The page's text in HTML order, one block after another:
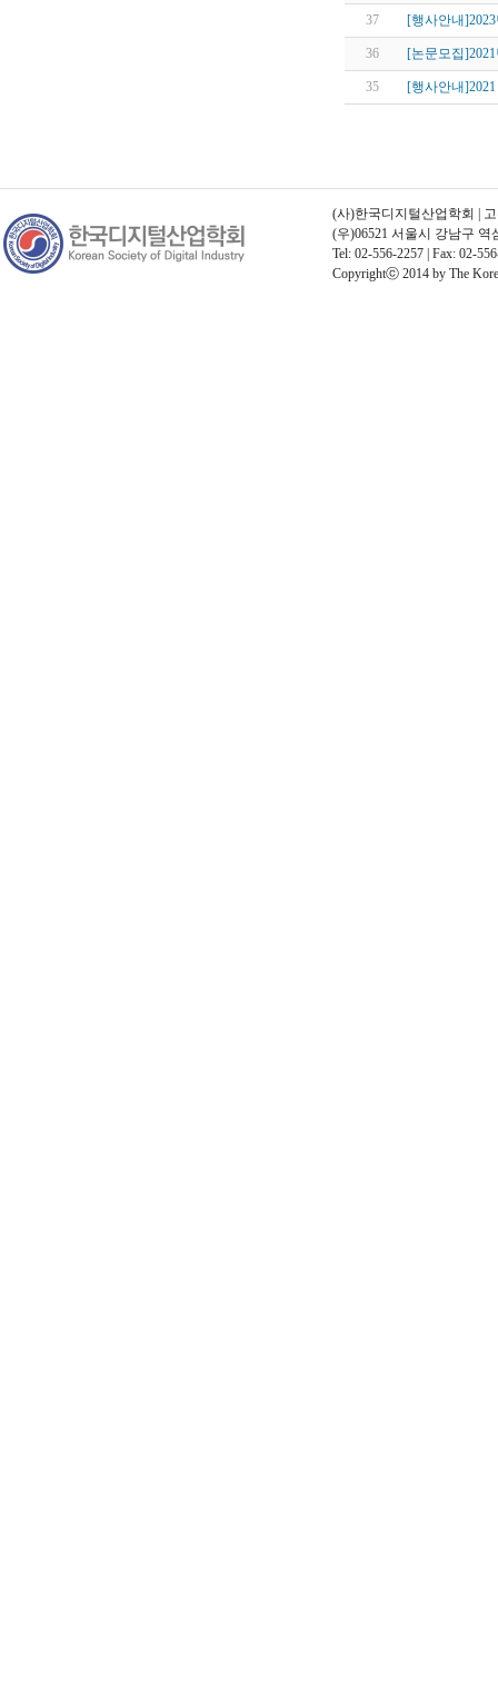
37 [행사안내
36 [논문모집
35 [행사안내
(사)한국디지털산업학회 |
(우)06521 서울시 강남구
Tel: 02-556-2257 | Fax: 02-
Copyrightⓒ 2014 by The